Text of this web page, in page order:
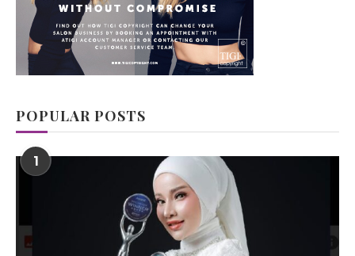
POPULAR POSTS
1